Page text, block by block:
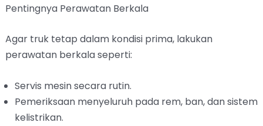
Pentingnya Perawatan Berkala
Agar truk tetap dalam kondisi prima, lakukan
perawatan berkala seperti:
Servis mesin secara rutin.
Pemeriksaan menyeluruh pada rem, ban, dan sistem
kelistrikan.